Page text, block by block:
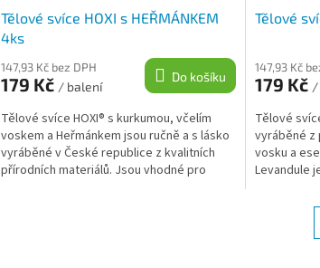
Tělové svíce HOXI s HEŘMÁNKEM
4ks
147,93 Kč bez DPH
179 Kč / balení
Do košíku
Tělové svíce HOXI® s kurkumou, včelím
voskem a Heřmánkem jsou ručně a s lásko
vyráběné v České republice z kvalitních
přírodních materiálů. Jsou vhodné pro
Tělové
147,93 Kč
179 Kč /
Tělové
vyráběné z
vosku a
Levandule